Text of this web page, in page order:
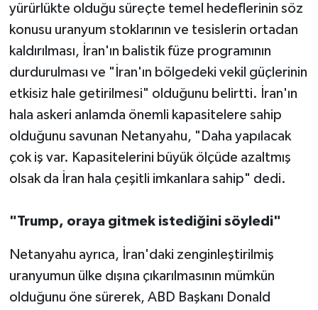
yürürlükte olduğu süreçte temel hedeflerinin söz
konusu uranyum stoklarının ve tesislerin ortadan
kaldırılması, İran'ın balistik füze programının
durdurulması ve "İran'ın bölgedeki vekil güçlerinin
etkisiz hale getirilmesi" olduğunu belirtti. İran'ın
hala askeri anlamda önemli kapasitelere sahip
olduğunu savunan Netanyahu, "Daha yapılacak
çok iş var. Kapasitelerini büyük ölçüde azaltmış
olsak da İran hala çeşitli imkanlara sahip" dedi.
"Trump, oraya gitmek istediğini söyledi"
Netanyahu ayrıca, İran'daki zenginleştirilmiş
uranyumun ülke dışına çıkarılmasının mümkün
olduğunu öne sürerek, ABD Başkanı Donald